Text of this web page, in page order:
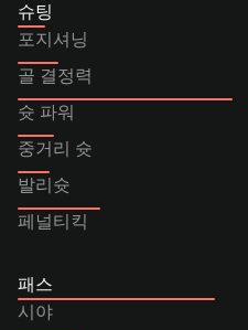
슈팅
포지셔닝
골 결정력
슛 파워
중거리 슛
발리슛
페널티킥
패스
시야